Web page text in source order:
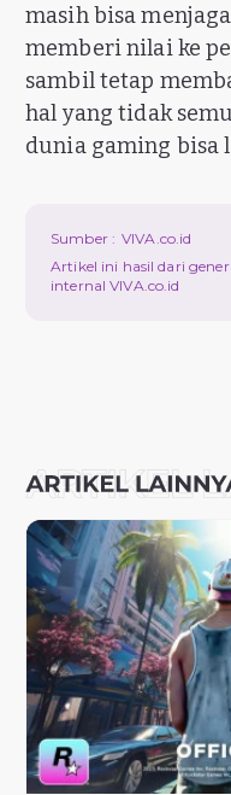
masih bisa
memberi nilai ke
sambil tetap
hal yang tidak
dunia gaming bisa
Sumber : VIVA.co.id
Artikel ini hasil dari
internal VIVA.co.id